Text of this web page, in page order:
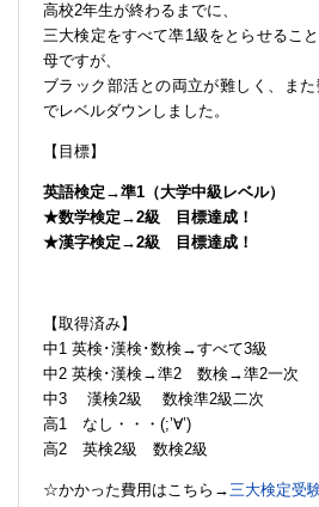
高校2年生が終わるまでに、
三大検定をすべて凖1級をとらせるこ
母ですが、
ブラック部活との両立が難しく、ま
でレベルダウンしました。
【目標】
英語検定→準1（大学中級レベル）
★数学検定→2級 目標達成！
★漢字検定→2級 目標達成！
【取得済み】
中1 英検･漢検･数検→すべて3級
中2 英検･漢検→準2 数検→準2一次
中3 漢検2級 数検準2級二次
高1 なし・・・(;’∀’)
高2 英検2級 数検2級
☆かかった費用はこちら→三大検定受